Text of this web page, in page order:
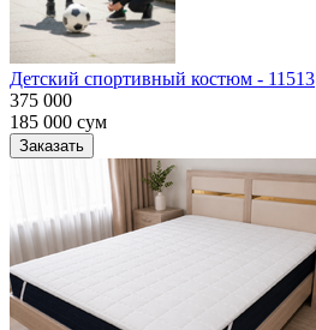
Детский спортивный костюм - 11513
375 000
185 000 сум
Заказать